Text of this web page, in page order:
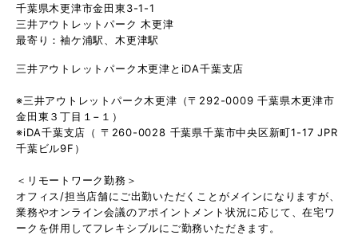
千葉県木更津市金田東3-1-1
三井アウトレットパーク 木更津
最寄り：袖ケ浦駅、木更津駅
三井アウトレットパーク木更津とiDA千葉支店
※三井アウトレットパーク木更津（〒292-0009 千葉県木更津市
金田東３丁目１−１）
※iDA千葉支店（ 〒260-0028 千葉県千葉市中央区新町1-17 JPR
千葉ビル9F）
＜リモートワーク勤務＞
オフィス/担当店舗にご出勤いただくことがメインになりますが、
業務やオンライン会議のアポイントメント状況に応じて、在宅ワ
ークを併用してフレキシブルにご勤務いただきます。